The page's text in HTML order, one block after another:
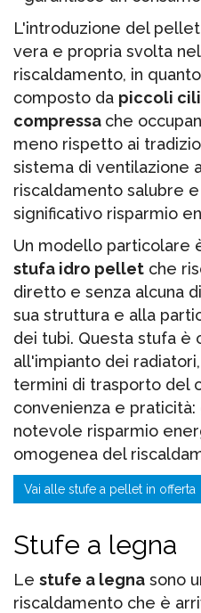
L'introduzione del
vera e propria svolta
riscaldamento, in
composto da piccoli
compressa che
meno rispetto ai
sistema di ventilazione
riscaldamento salubre
significativo risparmio
Un modello particolare
stufa idro pellet che
diretto e senza alcuna
sua struttura e alla
dei tubi. Questa stufa
all'impianto dei
termini di trasporto del
convenienza e
notevole risparmio
omogenea del
Vai alle stufe a pellet in offerta
Stufe a legna
Le stufe a legna sono
riscaldamento che è